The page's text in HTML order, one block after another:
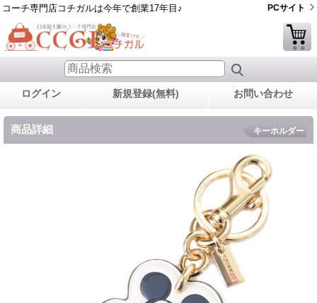
コーチ専門店コチガルは今年で創業17年目♪ PCサイト
ログイン 新規登録(無料) お問い合わせ
商品詳細 キーホルダー